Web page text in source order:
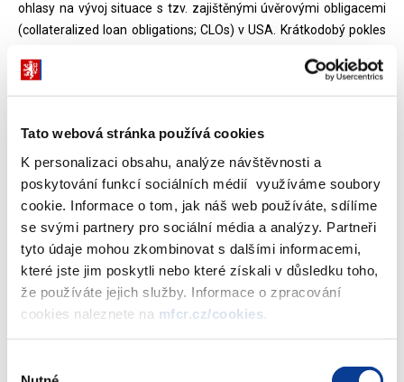
Tato webová stránka používá cookies
K personalizaci obsahu, analýze návštěvnosti a
poskytování funkcí sociálních médií využíváme soubory
cookie. Informace o tom, jak náš web používáte, sdílíme
se svými partnery pro sociální média a analýzy. Partneři
tyto údaje mohou zkombinovat s dalšími informacemi,
které jste jim poskytli nebo které získali v důsledku toho,
že používáte jejich služby. Informace o zpracování
cookies naleznete na mfcr.cz/cookies
ohlasy na vývoj situace s tzv. zajištěnými úvěrovými obligacemi
(collateralized loan obligations; CLOs) v USA. Krátkodobý pokles
veřejnosti obavy, zda rizikové půjčky nemohou představovat
nebezpečí pro finanční stabilitu podobně, jako tomu bylo v
Dokumenty ke stažení
Finanční a ekonomické informace
5/2019
(1,7 MB)